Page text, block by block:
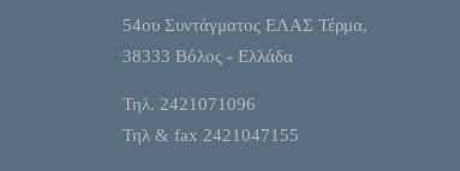
54ου Συντάγματος ΕΛΑΣ Τέρμα,
38333 Βόλος - Ελλάδα
Τηλ. 2421071096
Τηλ & fax 2421047155